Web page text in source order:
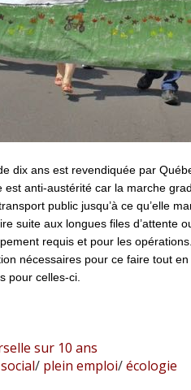
dix ans est revendiquée par
anti-austérité car la marche
public jusqu’à ce qu’elle
suite aux longues files d’attente
requis et pour les
nécessaires pour ce faire tout
pour celles-ci.
sur 10 ans
/plein emploi/écologie